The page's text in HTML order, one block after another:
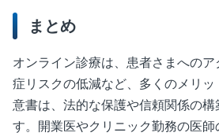
まとめ
オンライン診療は、患者さまへの
症リスクの低減など、多くのメリッ
意書は、法的な保護や信頼関係の
す。開業医やクリニック勤務の医